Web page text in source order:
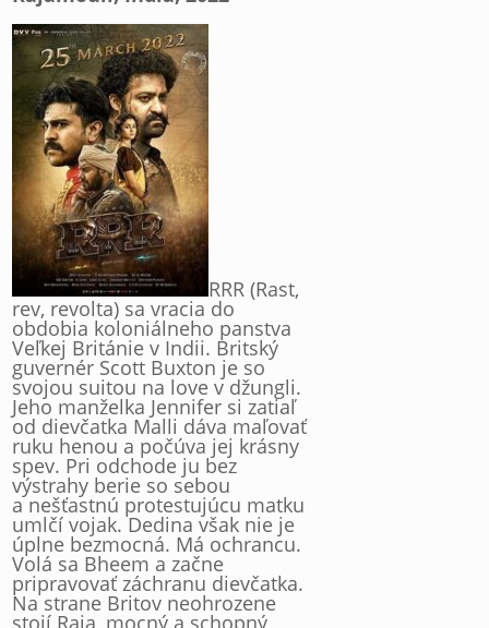
RRR (Rast,
rev, revolta) sa vracia do
obdobia koloniálneho panstva
Veľkej Británie v Indii. Britský
guvernér Scott Buxton je so
svojou suitou na love v džungli.
Jeho manželka Jennifer si zatiaľ
od dievčatka Malli dáva maľovať
ruku henou a počúva jej krásny
spev. Pri odchode ju bez
výstrahy berie so sebou
a nešťastnú protestujúcu matku
umlčí vojak. Dedina však nie je
úplne bezmocná. Má ochrancu.
Volá sa Bheem a začne
pripravovať záchranu dievčatka.
Na strane Britov neohrozene
stojí Raja, mocný a schopný